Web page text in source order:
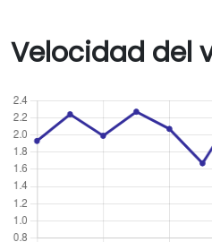
Velocidad del